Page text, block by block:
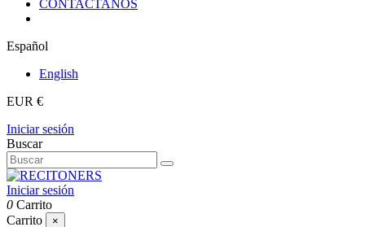
CONTACTANOS
Español
English
EUR €
Iniciar sesión
Buscar
Iniciar sesión
0 Carrito
Carrito
×